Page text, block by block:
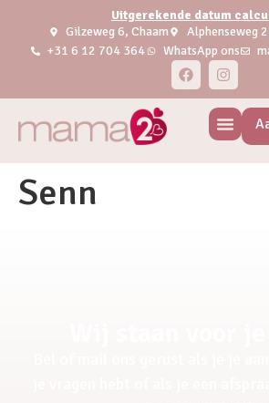
Uitgerekende datum
Gilzeweg 6, Chaam
Alphenseweg
+31 6 12 704 364
WhatsApp ons
Senn